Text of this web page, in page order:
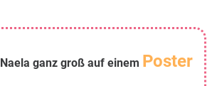
Naela ganz groß auf einem Poster